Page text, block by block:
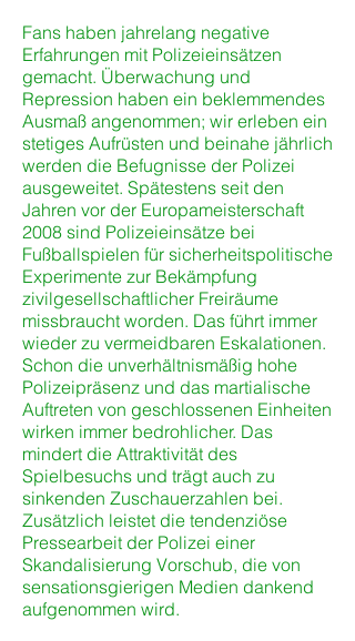
Fans haben jahrelang negative
Erfahrungen mit Polizeieinsätzen
gemacht. Überwachung und
Repression haben ein beklemmendes
Ausmaß angenommen; wir erleben ein
stetiges Aufrüsten und beinahe jährlich
werden die Befugnisse der Polizei
ausgeweitet. Spätestens seit den
Jahren vor der Europameisterschaft
2008 sind Polizeieinsätze bei
Fußballspielen für sicherheitspolitische
Experimente zur Bekämpfung
zivilgesellschaftlicher Freiräume
missbraucht worden. Das führt immer
wieder zu vermeidbaren Eskalationen.
Schon die unverhältnismäßig hohe
Polizeipräsenz und das martialische
Auftreten von geschlossenen Einheiten
wirken immer bedrohlicher. Das
mindert die Attraktivität des
Spielbesuchs und trägt auch zu
sinkenden Zuschauerzahlen bei.
Zusätzlich leistet die tendenziöse
Pressearbeit der Polizei einer
Skandalisierung Vorschub, die von
sensationsgierigen Medien dankend
aufgenommen wird.